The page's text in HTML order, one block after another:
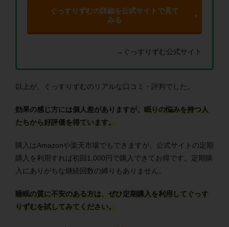
ぐっすりずむの詳細を公式サイトで見て
みる
→ぐっすりずむ公式サイト
以上が、ぐっすりずむのリアルな口コミ・評判でした。
効果の感じ方には個人差がありますが、 眠りの悩みを持つ人
たちから好評価を得ています。
購入はAmazonや楽天市場でもできますが、公式サイトの定期
購入を利用すれば初回1,000円で購入できてお得です。定期購
入にありがちな継続回数の縛りもありません。
睡眠の質に不安のある方は、ぜひ定期購入を利用してぐっす
りずむを試してみてください。